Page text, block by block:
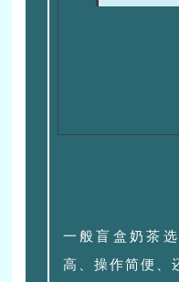
一般盲盒奶茶
高、操作简便、